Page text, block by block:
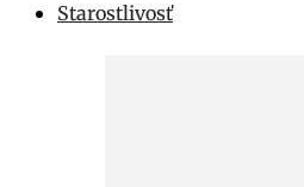
Starostlivosť